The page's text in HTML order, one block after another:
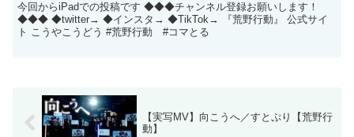
今回からiPadでの投稿です ◆◆◆チャンネル登録お願いします！
◆◆◆ ◆twitter→ ◆インスタ→ ◆TikTok→ 『荒野行動』 公式サイ
ト こうやこうどう #荒野行動 #コマとる
【実写MV】向こうへ／すとぷり【荒野行
動】